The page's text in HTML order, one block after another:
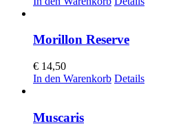
Morillon Reserve
€ 14,50
In den Warenkorb Details
Muscaris